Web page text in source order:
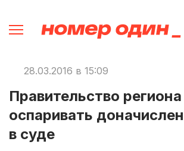
28.03.2016 в 15:09
Правительство
оспаривать
в суде